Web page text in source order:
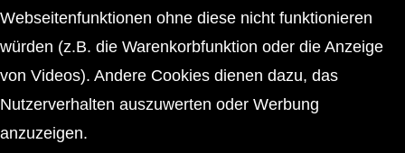
Webseitenfunktionen ohne diese nicht funktionieren
würden (z.B. die Warenkorbfunktion oder die Anzeige
von Videos). Andere Cookies dienen dazu, das
Nutzerverhalten auszuwerten oder Werbung
anzuzeigen.